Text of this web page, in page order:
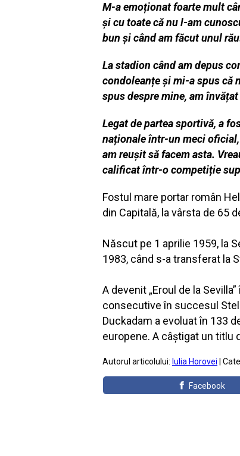
M-a emoționat foarte mult
și cu toate că nu l-am
bun și când am făcut unul
La stadion când am depus
condoleanțe și mi-a spus că
spus despre mine, am
Legat de partea sportivă, a
naționale într-un meci
am reușit să facem asta.
calificat într-o competiție
Fostul mare portar român
din Capitală, la vârsta de 65
Născut pe 1 aprilie 1959, la
1983, când s-a transferat la
A devenit „Eroul de la
consecutive în succesul
Duckadam a evoluat în 133
europene. A câștigat un titlu
Autorul articolului: Iulia Horovei |
Facebook